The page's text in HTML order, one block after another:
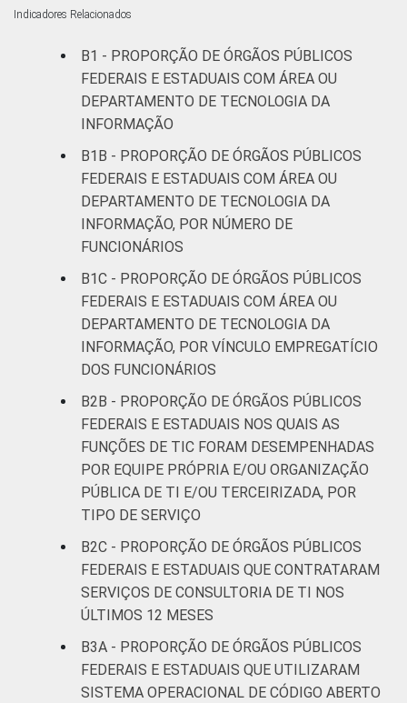
Dados coletados entre julho e outubro de
Indicadores Relacionados
B1 - PROPORÇÃO DE ÓRGÃOS PÚBLICOS
FEDERAIS E ESTADUAIS COM ÁREA OU
DEPARTAMENTO DE TECNOLOGIA DA
INFORMAÇÃO
B1B - PROPORÇÃO DE ÓRGÃOS PÚBLICOS
FEDERAIS E ESTADUAIS COM ÁREA OU
DEPARTAMENTO DE TECNOLOGIA DA
INFORMAÇÃO, POR NÚMERO DE
FUNCIONÁRIOS
B1C - PROPORÇÃO DE ÓRGÃOS PÚBLICOS
FEDERAIS E ESTADUAIS COM ÁREA OU
DEPARTAMENTO DE TECNOLOGIA DA
INFORMAÇÃO, POR VÍNCULO EMPREGATÍCIO
DOS FUNCIONÁRIOS
B2B - PROPORÇÃO DE ÓRGÃOS PÚBLICOS
FEDERAIS E ESTADUAIS NOS QUAIS AS
FUNÇÕES DE TIC FORAM DESEMPENHADAS
POR EQUIPE PRÓPRIA E/OU ORGANIZAÇÃO
PÚBLICA DE TI E/OU TERCEIRIZADA, POR
TIPO DE SERVIÇO
B2C - PROPORÇÃO DE ÓRGÃOS PÚBLICOS
FEDERAIS E ESTADUAIS QUE CONTRATARAM
SERVIÇOS DE CONSULTORIA DE TI NOS
ÚLTIMOS 12 MESES
B3A - PROPORÇÃO DE ÓRGÃOS PÚBLICOS
FEDERAIS E ESTADUAIS QUE UTILIZARAM
SISTEMA OPERACIONAL DE CÓDIGO ABERTO